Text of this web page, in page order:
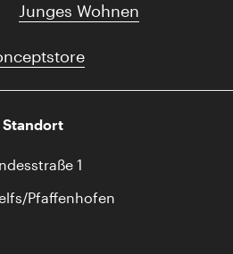
Junges Wohnen
Standort
1
Pfaffenhofen